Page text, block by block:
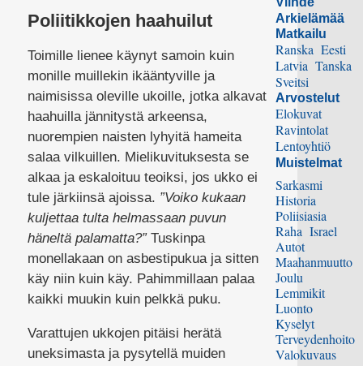
Poliitikkojen haahuilut
Toimille lienee käynyt samoin kuin
monille muillekin ikääntyville ja
naimisissa oleville ukoille, jotka alkavat
haahuilla jännitystä arkeensa,
nuorempien naisten lyhyitä hameita
salaa vilkuillen. Mielikuvituksesta se
alkaa ja eskaloituu teoiksi, jos ukko ei
tule järkiinsä ajoissa. ”Voiko kukaan
kuljettaa tulta helmassaan puvun
häneltä palamatta?”Tuskinpa
monellakaan on asbestipukua ja sitten
käy niin kuin käy. Pahimmillaan palaa
kaikki muukin kuin pelkkä puku.
Varattujen ukkojen pitäisi herätä
uneksimasta ja pysytellä muiden
Arkielämää
Matkailu
Ranska Eesti
Latvia Tanska
Sveitsi
Arvostelut
Elokuvat
Ravintolat
Lentoyhtiö
Muistelmat
Sarkasmi
Historia
Poliisiasia
Raha Israel
Autot
Maahanmuutto
Joulu
Lemmikit
Luonto
Kyselyt
Terveydenhoito
Valokuvaus